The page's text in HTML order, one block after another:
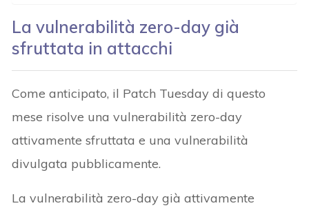
La vulnerabilità zero-day già
sfruttata in attacchi
Come anticipato, il Patch Tuesday di questo
mese risolve una vulnerabilità zero-day
attivamente sfruttata e una vulnerabilità
divulgata pubblicamente.
La vulnerabilità zero-day già attivamente